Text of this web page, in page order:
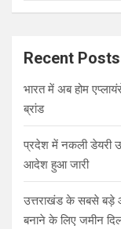
a
c
Recent Posts
भारत में अब होम
ब्रांड
प्रदेश में नकली डेयरी
आदेश हुआ जारी
उत्तराखंड के सबसे बड़े
बनाने के लिए जमीन